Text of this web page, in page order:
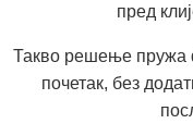
пред
Такво решење пружа
почетак, без